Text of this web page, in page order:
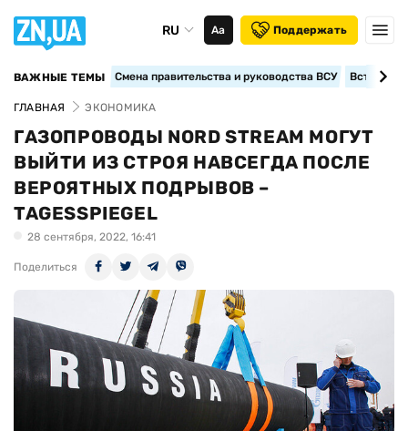
RU Аа Поддержать
ВАЖНЫЕ ТЕМЫ Смена правительства и руководства ВСУ
ГЛАВНАЯ ЭКОНОМИКА
ГАЗОПРОВОДЫ NORD STREAM МОГУТ
ВЫЙТИ ИЗ СТРОЯ НАВСЕГДА ПОСЛЕ
ВЕРОЯТНЫХ ПОДРЫВОВ –
TAGESSPIEGEL
28 сентября, 2022, 16:41
Поделиться